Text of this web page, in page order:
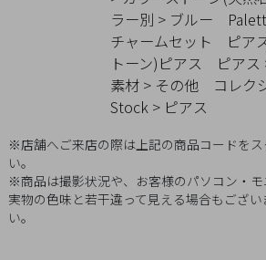
ラー別 > ブルー
チャームセット
ピア
トーン)ピアス
ピアス
素材 > その他 コレク
Stock > ピアス
※店舗へご来店の際は上記の商品コードを
い。
※商品は撮影状況や、お客様のパソコン・
実物の色味と若干違って見える場合もござ
い。
特
商